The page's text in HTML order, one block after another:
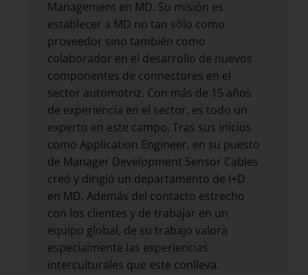
Management en MD. Su misión es
establecer a MD no tan sólo como
proveedor sino también como
colaborador en el desarrollo de nuevos
componentes de connectores en el
sector automotriz. Con más de 15 años
de experiencia en el sector, es todo un
experto en este campo. Tras sus inicios
como Application Engineer, en su puesto
de Manager Development Sensor Cables
creó y dirigió un departamento de I+D
en MD. Además del contacto estrecho
con los clientes y de trabajar en un
equipo global, de su trabajo valora
especialmente las experiencias
interculturales que este conlleva.